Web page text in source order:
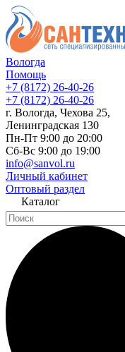
Вологда
Помощь
+7 (8172) 26-40-26
+7 (8172) 26-40-26
г. Вологда, Чехова 25,
Ленинградская 130
Пн-Пт 9:00 до 20:00
Сб-Вс 9:00 до 19:00
info@sanvol.ru
Личный кабинет
Оптовый раздел
Каталог